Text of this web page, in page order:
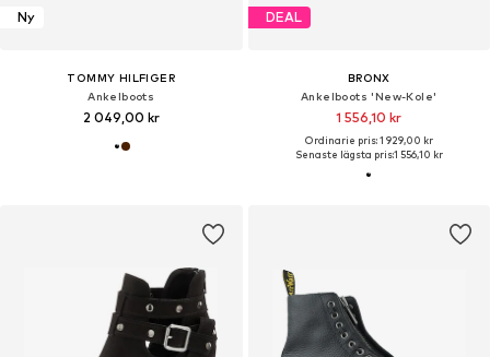
Ny
TOMMY HILFIGER
Ankelboots
2 049,00 kr
DEAL
BRONX
Ankelboots 'New-Kole'
1 556,10 kr
Ordinarie pris: 1 929,00 kr
Senaste lägsta pris:1 556,10 kr